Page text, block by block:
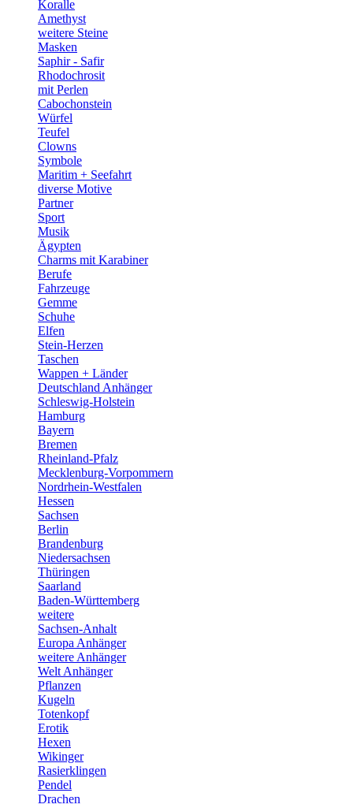
Koralle
Amethyst
weitere Steine
Masken
Saphir - Safir
Rhodochrosit
mit Perlen
Cabochonstein
Würfel
Teufel
Clowns
Symbole
Maritim + Seefahrt
diverse Motive
Partner
Sport
Musik
Ägypten
Charms mit Karabiner
Berufe
Fahrzeuge
Gemme
Schuhe
Elfen
Stein-Herzen
Taschen
Wappen + Länder
Deutschland Anhänger
Schleswig-Holstein
Hamburg
Bayern
Bremen
Rheinland-Pfalz
Mecklenburg-Vorpommern
Nordrhein-Westfalen
Hessen
Sachsen
Berlin
Brandenburg
Niedersachsen
Thüringen
Saarland
Baden-Württemberg
weitere
Sachsen-Anhalt
Europa Anhänger
weitere Anhänger
Welt Anhänger
Pflanzen
Kugeln
Totenkopf
Erotik
Hexen
Wikinger
Rasierklingen
Pendel
Drachen